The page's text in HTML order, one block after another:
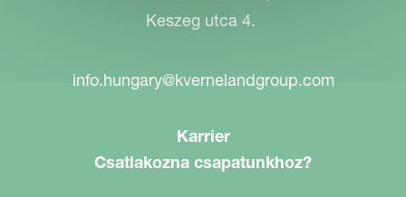
Keszeg utca 4.
info.hungary@kvernelandgroup.com
Karrier
Csatlakozna csapatunkhoz?